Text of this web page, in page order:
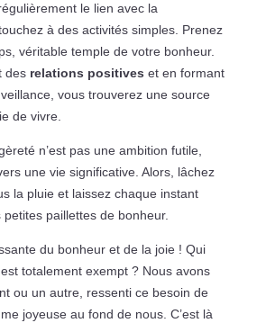
le lien avec la
à des activités simples. Prenez
véritable temple de votre bonheur.
des relations positives et en formant
vous trouverez une source
de vivre.
n’est pas une ambition futile,
une vie significative. Alors, lâchez
la pluie et laissez chaque instant
petites paillettes de bonheur.
du bonheur et de la joie ! Qui
totalement exempt ? Nous avons
ou un autre, ressenti ce besoin de
joyeuse au fond de nous. C’est là